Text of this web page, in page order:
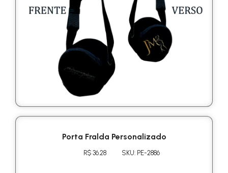
Porta Fralda Personalizado
R$ 36.28 SKU: PE-2886